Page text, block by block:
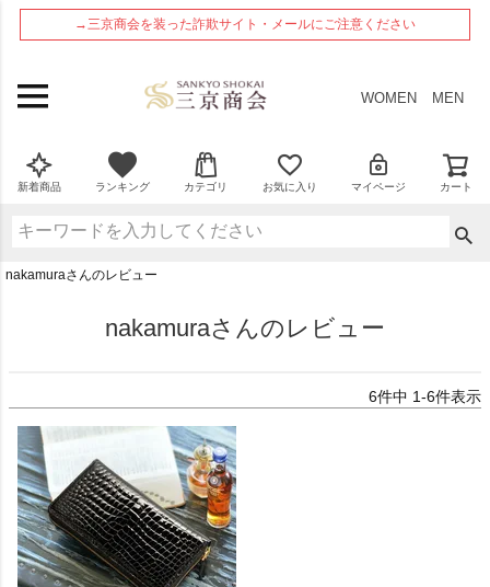
→三京商会を装った詐欺サイト・メールにご注意ください
WOMEN MEN
新着商品 ランキング カテゴリ お気に入り マイページ カート
nakamuraさんのレビュー
nakamuraさんのレビュー
6件中 1-6件表示
ペー